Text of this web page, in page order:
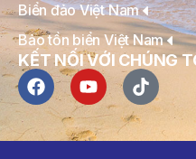
Biển đảo Việt Nam
Bảo tồn biển Việt Nam
KẾT NỐI VỚI CHÚNG